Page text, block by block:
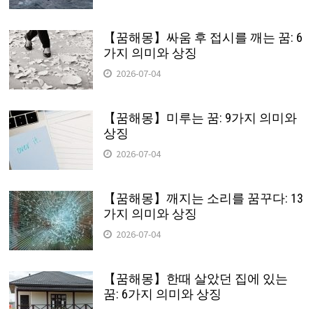
【꿈해몽】싸움 후 접시를 깨는 꿈: 6
가지 의미와 상징
2026-07-04
【꿈해몽】미루는 꿈: 9가지 의미와
상징
2026-07-04
【꿈해몽】깨지는 소리를 꿈꾸다: 13
가지 의미와 상징
2026-07-04
【꿈해몽】한때 살았던 집에 있는
꿈: 6가지 의미와 상징